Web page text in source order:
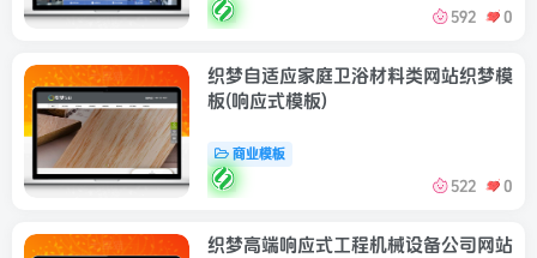
592 0
织梦自适应家庭卫浴材料类网站织梦模
板(响应式模板)
商业模板
522 0
织梦高端响应式工程机械设备公司网站